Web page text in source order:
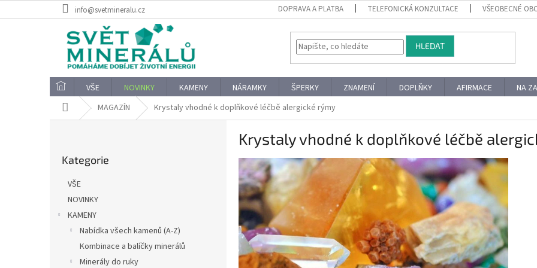
na
info@svetmineralu.cz DOPRAVA A PLATBA TELEFONICKÁ KONZULTACE VŠEOBECNÉ
HLEDAT
VŠE NOVINKY KAMENY NÁRAMKY ŠPERKY ZNAMENÍ DOPLŇKY AFIRMACE NA
Domů MAGAZÍN Krystaly vhodné k doplňkové léčbě alergické rýmy
kategorie
Kategorie
VŠE
NOVINKY
KAMENY
Nabídka všech kamenů (A-Z)
Kombinace a balíčky minerálů
Minerály do ruky
Krystaly vhodné k doplňkové léčbě